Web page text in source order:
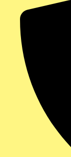
contenu